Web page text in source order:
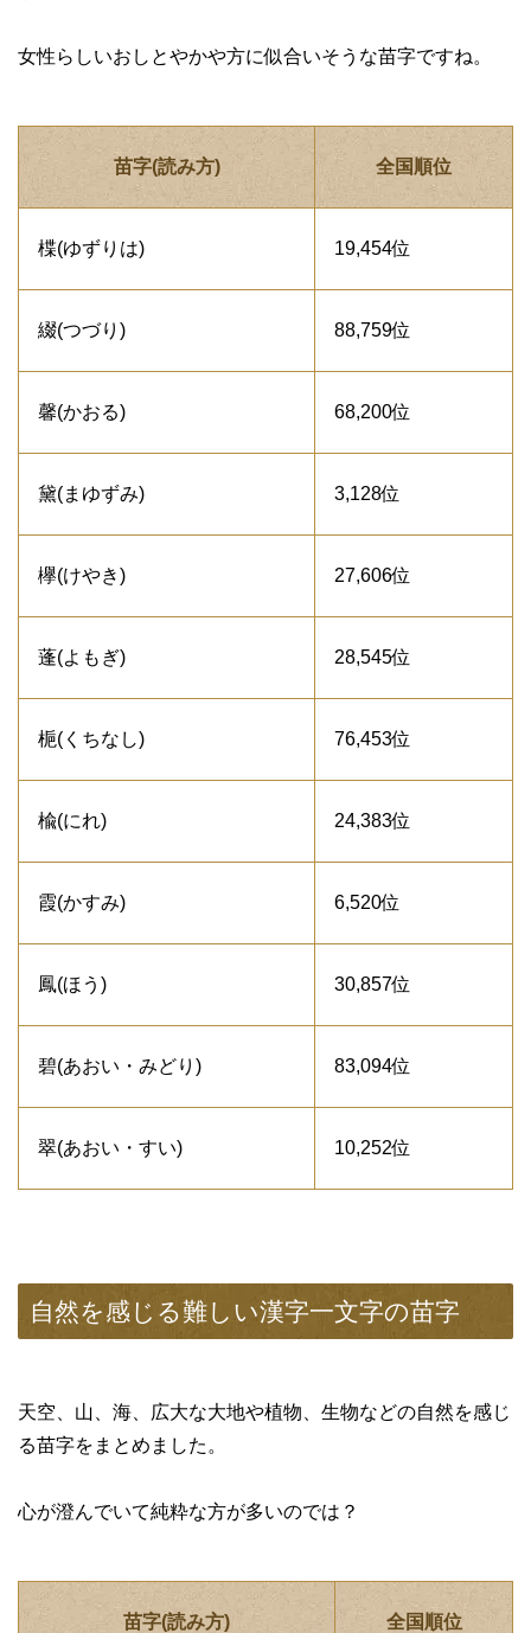
女性らしいおしとやかや方に似合いそうな苗字ですね。
苗字(読み方) 全国順位
楪(ゆずりは) 19,454位
綴(つづり) 88,759位
馨(かおる) 68,200位
黛(まゆずみ) 3,128位
欅(けやき) 27,606位
蓬(よもぎ) 28,545位
梔(くちなし) 76,453位
楡(にれ) 24,383位
霞(かすみ) 6,520位
鳳(ほう) 30,857位
碧(あおい・みどり) 83,094位
翠(あおい・すい) 10,252位
自然を感じる難しい漢字一文字の苗字
天空、山、海、広大な大地や植物、生物などの自然を感じ
る苗字をまとめました。
心が澄んでいて純粋な方が多いのでは？
苗字(読み方) 全国順位